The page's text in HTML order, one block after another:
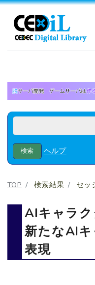
ヘルプ
TOP 検索結果 セッ
AIキャラク
新たなAI
表現